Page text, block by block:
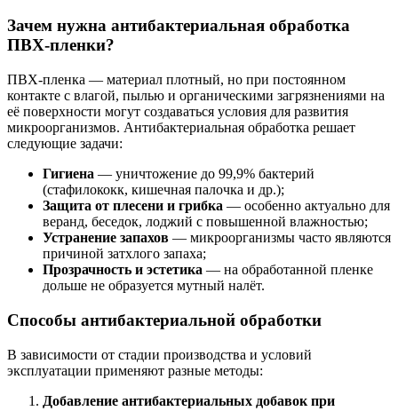
Зачем нужна антибактериальная обработка
ПВХ-пленки?
ПВХ-пленка — материал плотный, но при постоянном
контакте с влагой, пылью и органическими загрязнениями на
её поверхности могут создаваться условия для развития
микроорганизмов. Антибактериальная обработка решает
следующие задачи:
Гигиена — уничтожение до 99,9% бактерий
(стафилококк, кишечная палочка и др.);
Защита от плесени и грибка — особенно актуально для
веранд, беседок, лоджий с повышенной влажностью;
Устранение запахов — микроорганизмы часто являются
причиной затхлого запаха;
Прозрачность и эстетика — на обработанной пленке
дольше не образуется мутный налёт.
Способы антибактериальной обработки
В зависимости от стадии производства и условий
эксплуатации применяют разные методы:
Добавление антибактериальных добавок при